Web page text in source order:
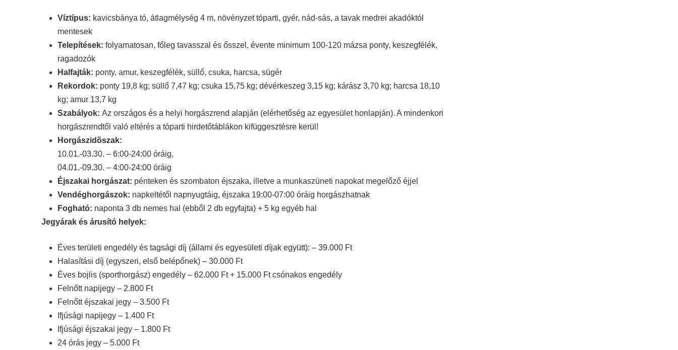
Víztípus: kavicsbánya tó, átlagmélység 4 m, növényzet tóparti, gyér, nád-sás, a tavak medrei akadóktól
mentesek
Telepítések: folyamatosan, főleg tavasszal és ősszel, évente minimum 100-120 mázsa ponty, keszegfélék,
ragadozók
Halfajták: ponty, amur, keszegfélék, süllő, csuka, harcsa, sügér
Rekordok: ponty 19,8 kg; süllő 7,47 kg; csuka 15,75 kg; dévérkeszeg 3,15 kg; kárász 3,70 kg; harcsa 18,10
kg; amur 13,7 kg
Szabályok: Az országos és a helyi horgászrend alapján (elérhetőség az egyesület honlapján). A mindenkori
horgászrendtől való eltérés a tóparti hirdetőtáblákon kifüggesztésre kerül!
Horgászidõszak:
10.01.-03.30. – 6:00-24:00 óráig,
04.01.-09.30. – 4:00-24:00 óráig
Éjszakai horgászat: pénteken és szombaton éjszaka, illetve a munkaszüneti napokat megelőző éjjel
Vendéghorgászok: napkeltétől napnyugtáig, éjszaka 19:00-07:00 óráig horgászhatnak
Fogható: naponta 3 db nemes hal (ebből 2 db egyfajta) + 5 kg egyéb hal
Jegyárak és árusító helyek:
Éves területi engedély és tagsági díj (állami és egyesületi díjak együtt): – 39.000 Ft
Halasítási díj (egyszeri, első belépőnek) – 30.000 Ft
Éves bojlis (sporthorgász) engedély – 62.000 Ft + 15.000 Ft csónakos engedély
Felnőtt napijegy – 2.800 Ft
Felnőtt éjszakai jegy – 3.500 Ft
Ifjúsági napijegy – 1.400 Ft
Ifjúsági éjszakai jegy – 1.800 Ft
24 órás jegy – 5.000 Ft